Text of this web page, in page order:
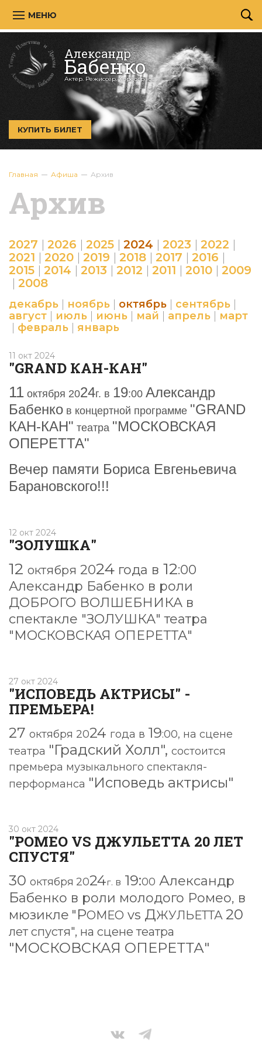
МЕНЮ
Александр
Бабенко
Актер. Режиссёр. Хореограф.
КУПИТЬ БИЛЕТ
Главная Афиша Архив
Архив
2027 | 2026 | 2025 | 2024 | 2023 | 2022 |
2021 | 2020 | 2019 | 2018 | 2017 | 2016 |
2015 | 2014 | 2013 | 2012 | 2011 | 2010 | 2009
| 2008
декабрь ноябрь октябрь сентябрь
август
июль июнь май апрель
март
февраль январь
11 окт 2024
"GRAND КАН-КАН"
11 октября 2024г. в 19:00 Александр
Бабенко в концертной программе "GRAND
КАН-КАН" театра "МОСКОВСКАЯ
ОПЕРЕТТА"
Вечер памяти Бориса Евгеньевича
Барановского!!!
12 окт 2024
"ЗОЛУШКА"
12 октября 2024 года в 12:00
Александр Бабенко в роли
ДОБРОГО ВОЛШЕБНИКА в
спектакле "ЗОЛУШКА" театра
"МОСКОВСКАЯ ОПЕРЕТТА"
27 окт 2024
"ИСПОВЕДЬ АКТРИСЫ" -
ПРЕМЬЕРА!
27 октября 2024 года в 19:00, на сцене
театра "Градский Холл", состоится
премьера музыкального спектакля-
перформанса "Исповедь актрисы"
30 окт 2024
"РОМЕО VS ДЖУЛЬЕТТА 20 ЛЕТ
СПУСТЯ"
30 октября 2024г. в 19:00 Александр
Бабенко в роли молодого Ромео, в
мюзикле "РОМЕО vs ДЖУЛЬЕТТА 20
лет спустя", на сцене театра
"МОСКОВСКАЯ ОПЕРЕТТА"